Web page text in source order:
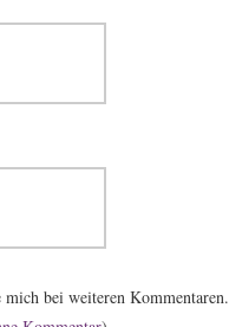
mich bei weiteren Kommentaren.